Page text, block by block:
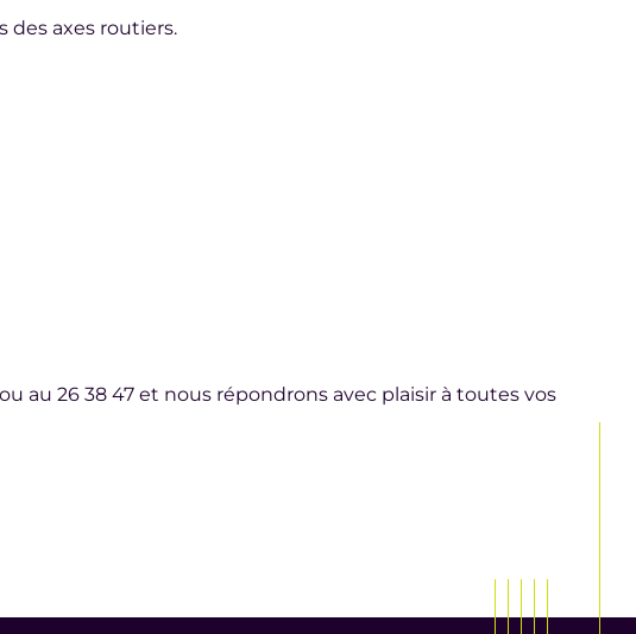
des axes routiers.
au 26 38 47 et nous répondrons avec plaisir à toutes vos